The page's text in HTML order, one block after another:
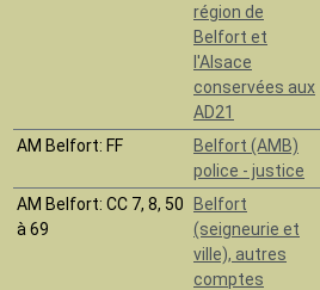
région de
Belfort et
l'Alsace
conservées aux
AD21
AM Belfort: FF
Belfort (AMB)
police - justice
AM Belfort: CC 7, 8, 50
à 69
Belfort
(seigneurie et
ville), autres
comptes